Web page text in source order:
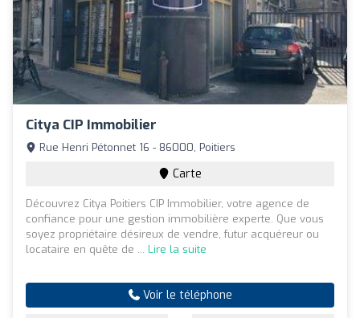
Citya CIP Immobilier
Rue Henri Pétonnet 16 - 86000, Poitiers
Carte
Découvrez Citya Poitiers CIP Immobilier, votre agence de
confiance pour une gestion immobilière experte. Que vous
soyez propriétaire désireux de vendre, futur acquéreur ou
locataire en quête de ... Lire la suite
Voir le téléphone